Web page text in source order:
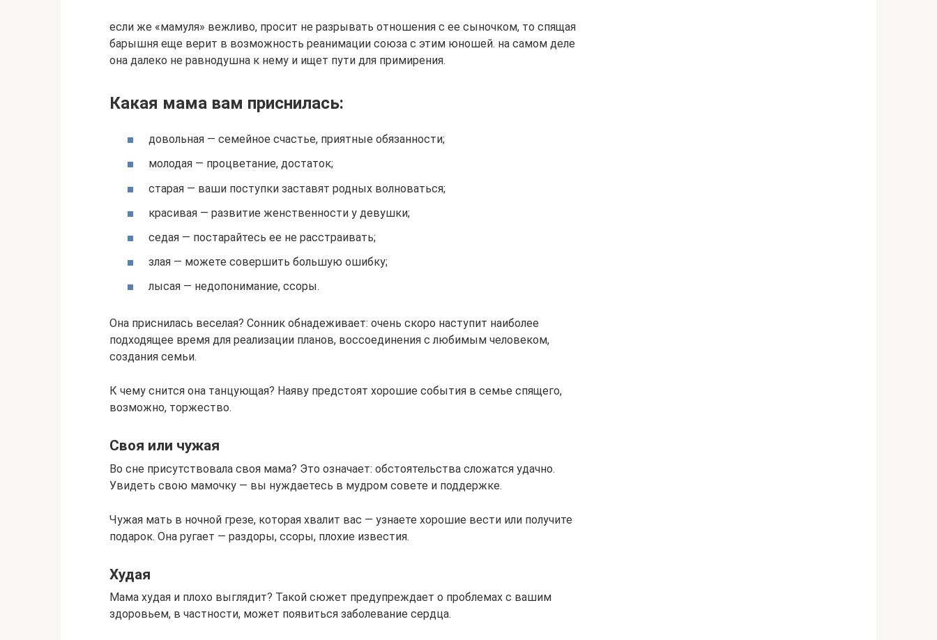
если же «мамуля» вежливо, просит не разрывать отношения с ее сыночком, то спящая
барышня еще верит в возможность реанимации союза с этим юношей. на самом деле
она далеко не равнодушна к нему и ищет пути для примирения.
Какая мама вам приснилась:
довольная — семейное счастье, приятные обязанности;
молодая — процветание, достаток;
старая — ваши поступки заставят родных волноваться;
красивая — развитие женственности у девушки;
седая — постарайтесь ее не расстраивать;
злая — можете совершить большую ошибку;
лысая — недопонимание, ссоры.
Она приснилась веселая? Сонник обнадеживает: очень скоро наступит наиболее
подходящее время для реализации планов, воссоединения с любимым человеком,
создания семьи.
К чему снится она танцующая? Наяву предстоят хорошие события в семье спящего,
возможно, торжество.
Своя или чужая
Во сне присутствовала своя мама? Это означает: обстоятельства сложатся удачно.
Увидеть свою мамочку — вы нуждаетесь в мудром совете и поддержке.
Чужая мать в ночной грезе, которая хвалит вас — узнаете хорошие вести или получите
подарок. Она ругает — раздоры, ссоры, плохие известия.
Худая
Мама худая и плохо выглядит? Такой сюжет предупреждает о проблемах с вашим
здоровьем, в частности, может появиться заболевание сердца.